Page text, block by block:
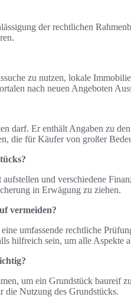
der rechtlichen
zu nutzen, lokale
nach neuen Angeboten
darf. Er enthält Angaben zu
die für Käufer von großer
und verschiedene
in Erwägung zu ziehen.
vermeiden?
umfassende rechtliche
hilfreich sein, um alle Aspekte
um ein Grundstück baureif
die Nutzung des Grundstücks.